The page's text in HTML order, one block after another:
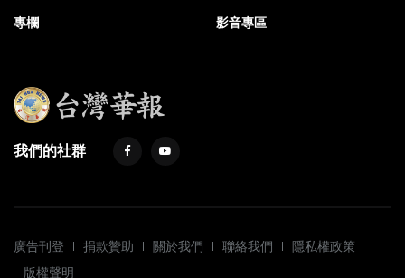
專欄 影音專區
我們的社群
廣告刊登 捐款贊助 關於我們 聯絡我們
隱私權政策
版權聲明